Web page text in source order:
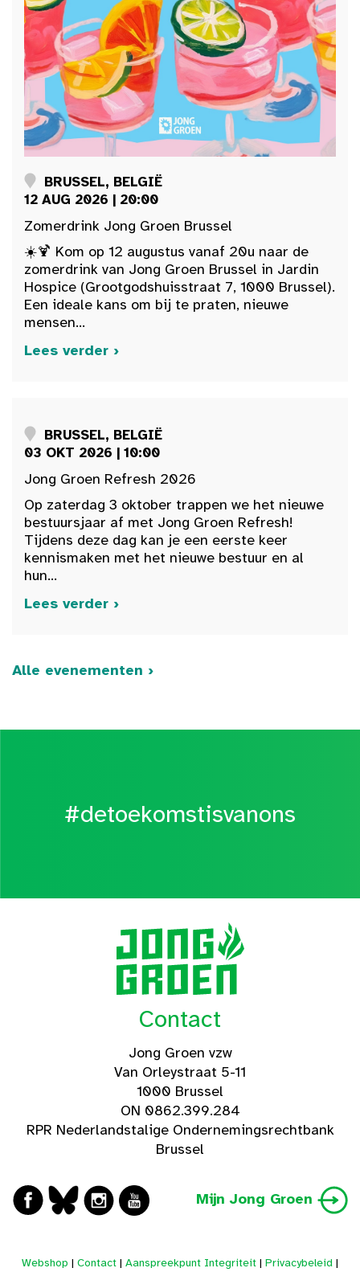
BRUSSEL, BELGIË
12 AUG 2026 | 20:00
Zomerdrink Jong Groen Brussel
☀️🍹 Kom op 12 augustus vanaf 20u naar de
zomerdrink van Jong Groen Brussel in Jardin
Hospice (Grootgodshuisstraat 7, 1000 Brussel).
Een ideale kans om bij te praten, nieuwe
mensen...
Lees verder ›
BRUSSEL, BELGIË
03 OKT 2026 | 10:00
Jong Groen Refresh 2026
Op zaterdag 3 oktober trappen we het nieuwe
bestuursjaar af met Jong Groen Refresh!
Tijdens deze dag kan je een eerste keer
kennismaken met het nieuwe bestuur en al
hun...
Lees verder ›
Alle evenementen ›
#detoekomstisvanons
Contact
Jong Groen vzw
Van Orleystraat 5-11
1000 Brussel
ON 0862.399.284
RPR Nederlandstalige Ondernemingsrechtbank
Brussel
Mijn Jong Groen
Webshop | Contact | Aanspreekpunt Integriteit | Privacybeleid |